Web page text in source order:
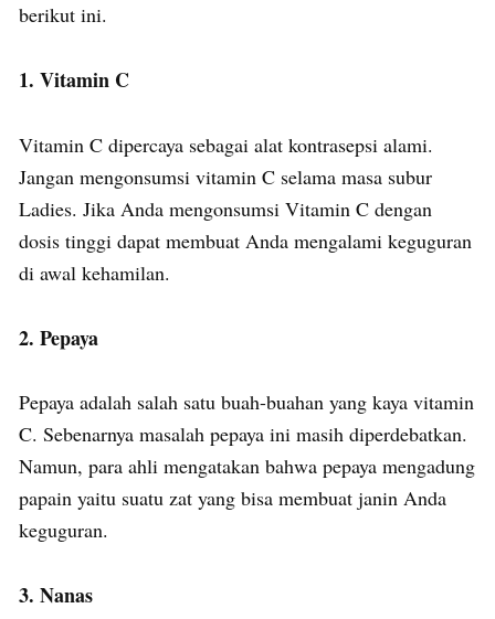
berikut ini.
1. Vitamin C
Vitamin C dipercaya sebagai alat kontrasepsi alami.
Jangan mengonsumsi vitamin C selama masa subur
Ladies. Jika Anda mengonsumsi Vitamin C dengan
dosis tinggi dapat membuat Anda mengalami keguguran
di awal kehamilan.
2. Pepaya
Pepaya adalah salah satu buah-buahan yang kaya vitamin
C. Sebenarnya masalah pepaya ini masih diperdebatkan.
Namun, para ahli mengatakan bahwa pepaya mengadung
papain yaitu suatu zat yang bisa membuat janin Anda
keguguran.
3. Nanas